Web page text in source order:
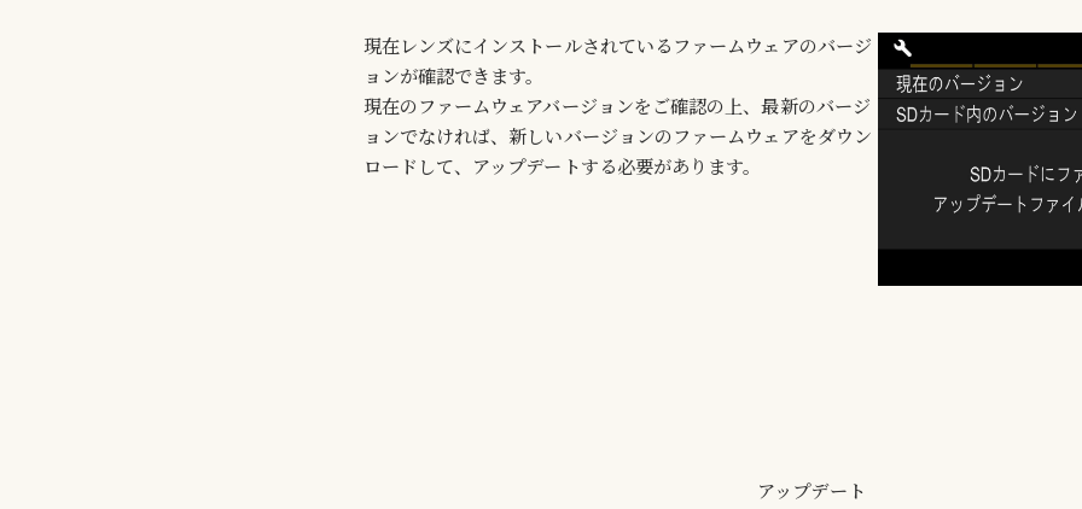
現在レンズにインストールされているファームウェアのバージ
ョンが確認できます。
現在のファームウェアバージョンをご確認の上、最新のバージ
ョンでなければ、新しいバージョンのファームウェアをダウン
ロードして、アップデートする必要があります。
アップデート